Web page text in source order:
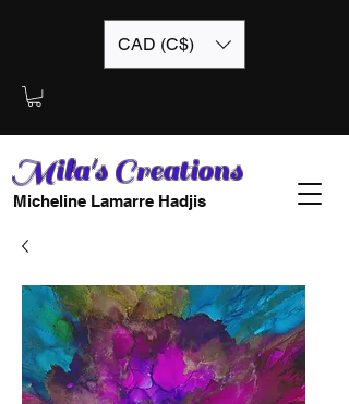
CAD (C$)
Mila's Creations
Micheline Lamarre Hadjis